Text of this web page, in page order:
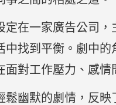
定在一家廣告公司
中找到平衡。劇中
面對工作壓力、感
鬆幽默的劇情，反